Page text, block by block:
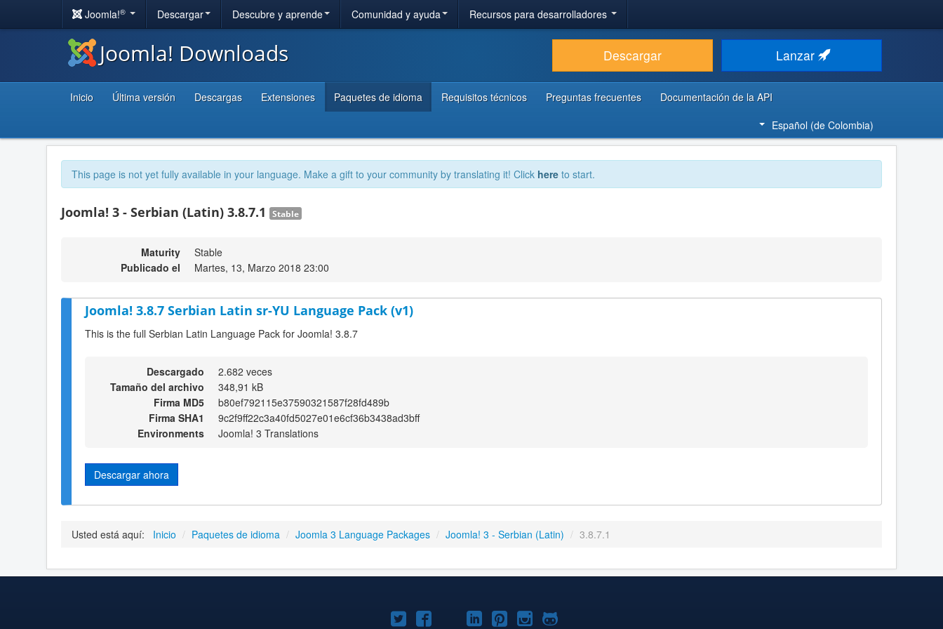
Joomla!® Descargar Descubre y aprende Comunidad y ayuda Recursos para desarrolladores
Joomla! Downloads Descargar Lanzar
Inicio Última versión Descargas Extensiones Paquetes de idioma Requisitos técnicos Preguntas frecuentes
Documentación de la API
Español (de Colombia)
This page is not yet fully available in your language. Make a gift to your community by translating it! Click here to start.
Joomla! 3 - Serbian (Latin) 3.8.7.1 Stable
Maturity
Stable
Publicado el
Martes, 13, Marzo 2018 23:00
Joomla! 3.8.7 Serbian Latin sr-YU Language Pack (v1)
This is the full Serbian Latin Language Pack for Joomla! 3.8.7
Descargado
2.682 veces
Tamaño del archivo
348,91 kB
Firma MD5
b80ef792115e37590321587f28fd489b
Firma SHA1
9c2f9ff22c3a40fd5027e01e6cf36b3438ad3bff
Environments
Joomla! 3 Translations
Descargar ahora
Usted está aquí: Inicio / Paquetes de idioma / Joomla 3 Language Packages / Joomla! 3 - Serbian (Latin) / 3.8.7.1
Joomla!Joomla!Joomla!
Joomla!Joomla!
Joomla!Joomla!